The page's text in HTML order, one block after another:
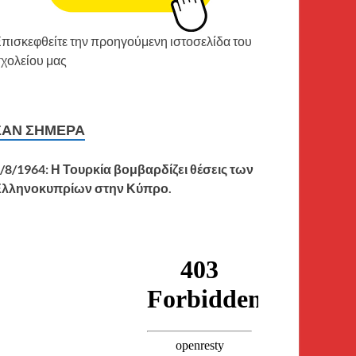
την προηγούμενη ιστοσελίδα του
μας
ΣΉΜΕΡΑ
8/1964: Η Τουρκία βομβαρδίζει θέσεις των
στην Κύπρο.